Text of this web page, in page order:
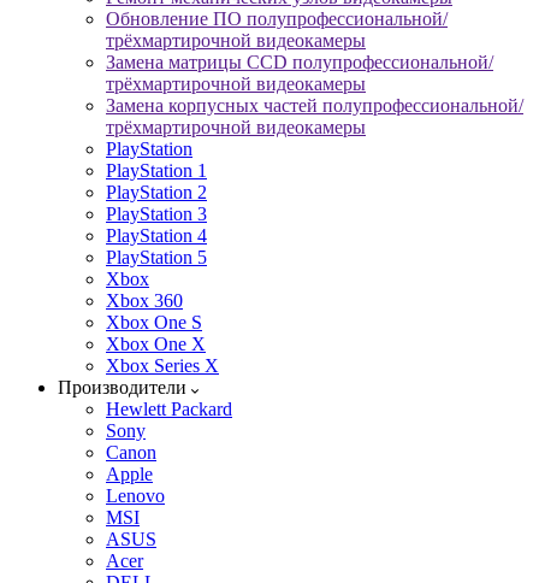
Обновление ПО полупрофессиональной/
трёхмартирочной видеокамеры
Замена матрицы CCD полупрофессиональной/
трёхмартирочной видеокамеры
Замена корпусных частей полупрофессиональной/
трёхмартирочной видеокамеры
PlayStation
PlayStation 1
PlayStation 2
PlayStation 3
PlayStation 4
PlayStation 5
Xbox
Xbox 360
Xbox One S
Xbox One X
Xbox Series X
Производители
Hewlett Packard
Sony
Canon
Apple
Lenovo
MSI
ASUS
Acer